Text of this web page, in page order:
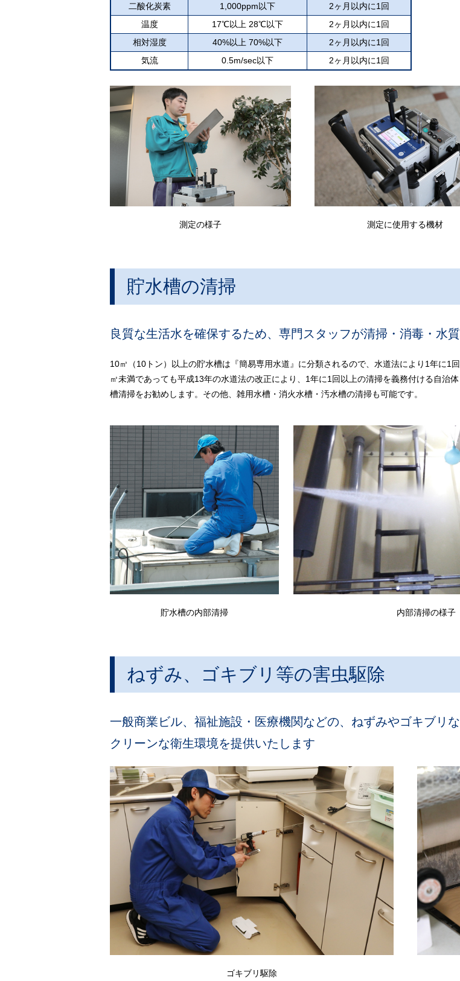
二酸化炭素
1,000ppm以下
2ヶ月以内に1回
温度
17℃以上 28℃以下
2ヶ月以内に1回
相対湿度
40%以上 70%以下
2ヶ月以内に1回
気流
0.5m/sec以下 2ヶ月以内に1回
測定の様子 測定に使用する機材
貯水槽の清掃
良質な生活水を確保するため、 専門スタッフが清掃・消毒・水
10㎥（10トン）以上の貯水槽は『簡易専用水道』に分類されるので、水道法により1年に1
㎥未満であっても平成13年の水道法の改正により、1年に1回以上の清掃を義務付ける自治
槽清掃をお勧めします。その他、雑用水槽・消火水槽・汚水槽の清掃も可能です。
貯水槽の内部清掃 内部清掃の様子
ねずみ、ゴキブリ等の害虫駆除
一般商業ビル、福祉施設・医療機関などの、ねずみやゴキブリな
クリーンな衛生環境を提供いたします
ゴキブリ駆除